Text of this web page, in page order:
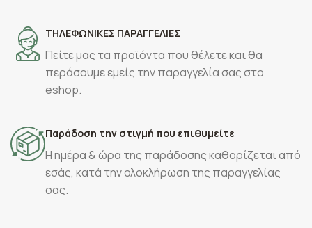
ΤΗΛΕΦΩΝΙΚΕΣ ΠΑΡΑΓΓΕΛΙΕΣ
Πείτε μας τα προϊόντα που θέλετε και θα
περάσουμε εμείς την παραγγελία σας στο
eshop.
Παράδοση την στιγμή που επιθυμείτε
Η ημέρα & ώρα της παράδοσης καθορίζεται από
εσάς, κατά την ολοκλήρωση της παραγγελίας
σας.